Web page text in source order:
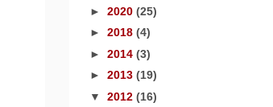
► 2020 (25)
► 2018 (4)
► 2014 (3)
► 2013 (19)
▼ 2012 (16)